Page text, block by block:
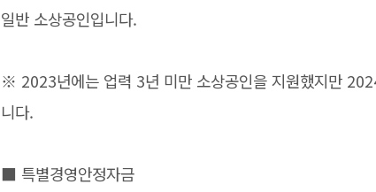
일반 소상공인입니다.
※ 2023년에는 업력 3년 미만 소상공인을 지원했지만
니다.
■ 특별경영안정자금